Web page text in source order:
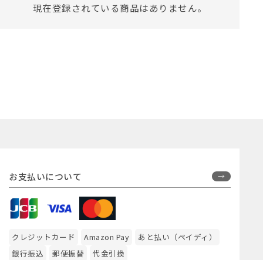
現在登録されている商品はありません。
お支払いについて
クレジットカード Amazon Pay
あと払い（ペイディ）
銀行振込
郵便振替 代金引換